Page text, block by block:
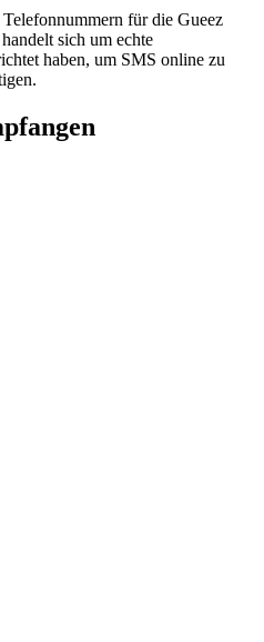
für die Gueez
sich um echte
haben, um SMS online zu